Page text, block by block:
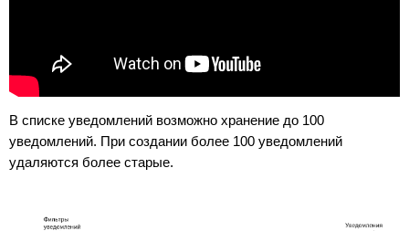
В списке уведомлений возможно хранение до 100
уведомлений. При создании более 100 уведомлений
удаляются более старые.